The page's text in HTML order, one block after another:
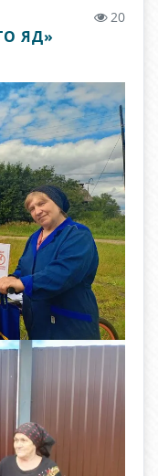
20
ЯД»